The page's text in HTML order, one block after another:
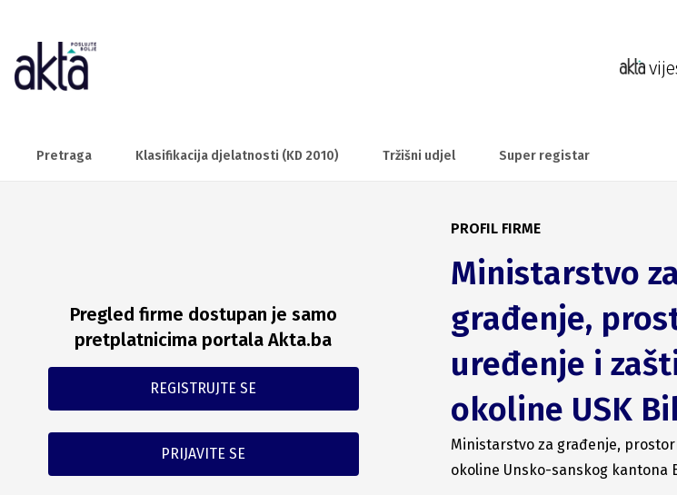
Pretraga Klasifikacija djelatnosti (KD 2010) Tržišni udjel Super registar
Pregled firme dostupan je samo
pretplatnicima portala Akta.ba
REGISTRUJTE SE
PRIJAVITE SE
PROFIL FIRME
Ministarstvo
građenje,
uređenje i
okoline USK
Ministarstvo za građenje,
okoline Unsko-sanskog kantona